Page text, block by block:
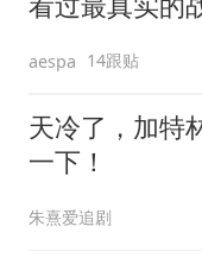
aespa 14跟贴
天冷了，加特
一下！
朱熹爱追剧